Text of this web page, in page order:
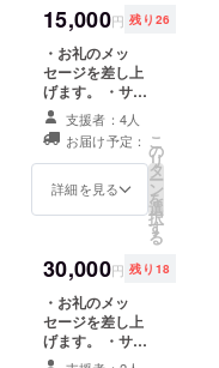
Phillipsが、
各個人の研
究課題の
フィールド
ワークとし
て田根に長
期滞在する
等、外から
極的に取り
入れる土壌
を築いてき
ています。
掲載) ・SoHub
ワークショップ
ムービーをリン
クにてお送りい
たします。 ・
SoHubメンバー
によるおしゃれ
なポストカード
をお送りしま
す。 ・SoHub
Cube(グッズ）
をお送りしま
す。
15,000円 残り26
・お礼のメッ
セージを差し上
げます。 ・サイ
トに「Special
Thanks」といた
しまして、名前
またはニック
ネームの掲載を
掲載) ・SoHub
ワークショップ
ムービーをリン
クにてお送りい
たします。 ・
SoHubメンバー
支援者：4人
お届け予定：
詳細を見る
こ
の
リ
タ
ー
ン
を
選
択
す
る
30,000円 残り18
・お礼のメッ
セージを差し上
げます。 ・サイ
トに「Special